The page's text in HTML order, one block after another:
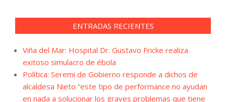
ENTRADAS RECIENTES
Viña del Mar: Hospital Dr. Gustavo Fricke realiza
exitoso simulacro de ébola
Política: Seremi de Gobierno responde a dichos de
alcaldesa Nieto “este tipo de performance no ayudan
en nada a solucionar los graves problemas que tiene